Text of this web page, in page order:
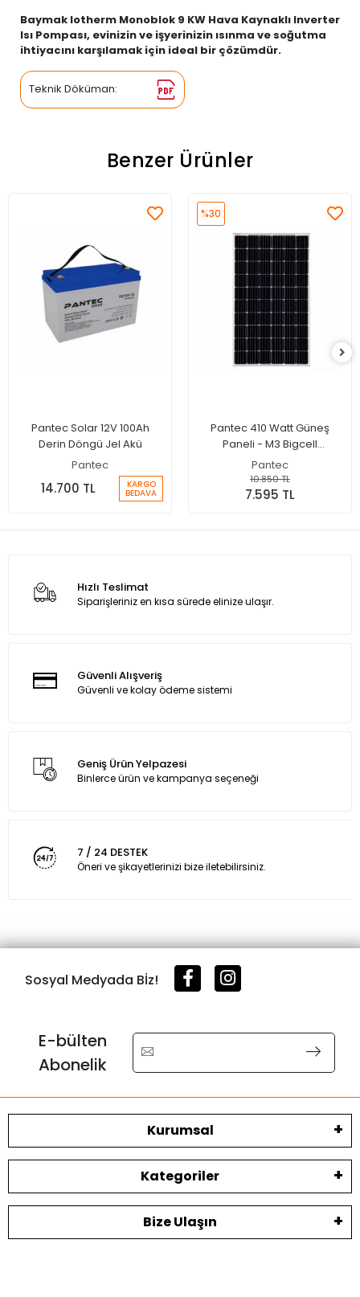
Baymak Iotherm Monoblok 9 KW Hava Kaynaklı Inverter
Isı Pompası, evinizin ve işyerinizin ısınma ve soğutma
ihtiyacını karşılamak için ideal bir çözümdür.
Teknik Döküman:
Benzer Ürünler
Pantec Solar 12V 100Ah
Derin Döngü Jel Akü
Pantec
14.700 TL KARGO
BEDAVA
Pantec 410 Watt Güneş
Paneli - M3 Bigcell
Monokristal Solar Panel
Pantec
%30
10.850 TL
7.595 TL
Hızlı Teslimat
Siparişleriniz en kısa sürede elinize ulaşır.
Güvenli Alışveriş
Güvenli ve kolay ödeme sistemi
Geniş Ürün Yelpazesi
Binlerce ürün ve kampanya seçeneği
7 / 24 DESTEK
Öneri ve şikayetlerinizi bize iletebilirsiniz.
Sosyal Medyada Bİz!
E-bülten
Abonelik
Kurumsal
Kategoriler
Bize Ulaşın